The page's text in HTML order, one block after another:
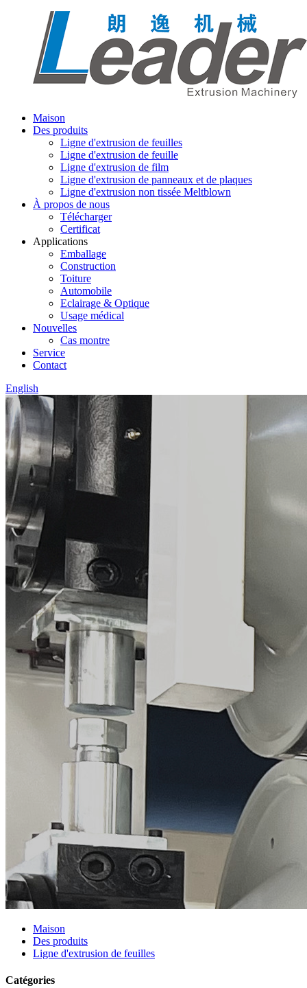
Maison
Des produits
Ligne d'extrusion de feuilles
Ligne d'extrusion de feuille
Ligne d'extrusion de film
Ligne d'extrusion de panneaux et de plaques
Ligne d'extrusion non tissée Meltblown
À propos de nous
Télécharger
Certificat
Applications
Emballage
Construction
Toiture
Automobile
Eclairage & Optique
Usage médical
Nouvelles
Cas montre
Service
Contact
English
Maison
Des produits
Ligne d'extrusion de feuilles
Catégories